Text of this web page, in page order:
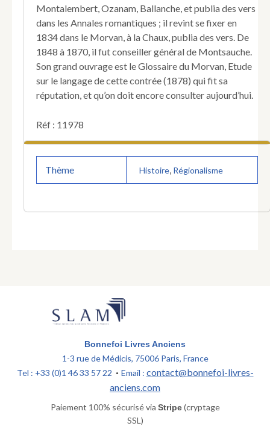
Montalembert, Ozanam, Ballanche, et publia des vers
dans les Annales romantiques ; il revint se fixer en
1834 dans le Morvan, à la Chaux, publia des vers. De
1848 à 1870, il fut conseiller général de Montsauche.
Son grand ouvrage est le Glossaire du Morvan, Etude
sur le langage de cette contrée (1878) qui fit sa
réputation, et qu’on doit encore consulter aujourd’hui.
Réf : 11978
Thème Histoire, Régionalisme
Bonnefoi Livres Anciens
1-3 rue de Médicis, 75006 Paris, France
Tel : +33 (0)1 46 33 57 22 • Email : contact@bonnefoi-livres-
anciens.com
Paiement 100% sécurisé via Stripe(cryptage
SSL)